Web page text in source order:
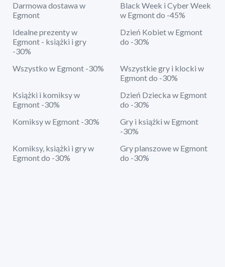
Darmowa dostawa w
Egmont
Black Week i Cyber Week
w Egmont do -45%
Idealne prezenty w
Egmont - książki i gry
-30%
Dzień Kobiet w Egmont
do -30%
Wszystko w Egmont -30%
Wszystkie gry i klocki w
Egmont do -30%
Książki i komiksy w
Egmont -30%
Dzień Dziecka w Egmont
do -30%
Komiksy w Egmont -30%
Gry i książki w Egmont
-30%
Komiksy, książki i gry w
Egmont do -30%
Gry planszowe w Egmont
do -30%